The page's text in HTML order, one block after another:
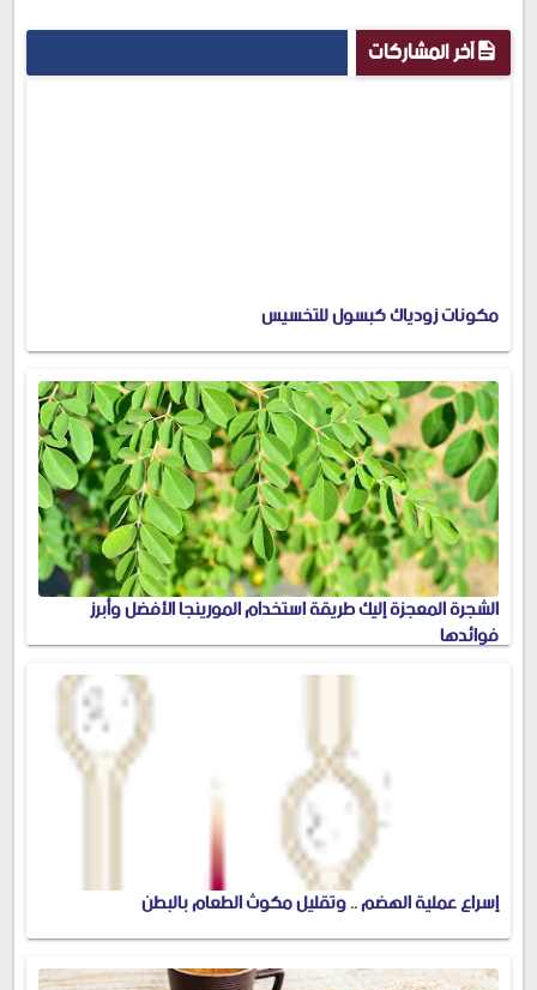
آخر المشاركات
مكونات زودياك كبسول للتخسيس
الشجرة المعجزة إليك طريقة استخدام المورينجا الأفضل وأبرز
فوائدها
إسراع عملية الهضم .. وتقليل مكوث الطعام بالبطن